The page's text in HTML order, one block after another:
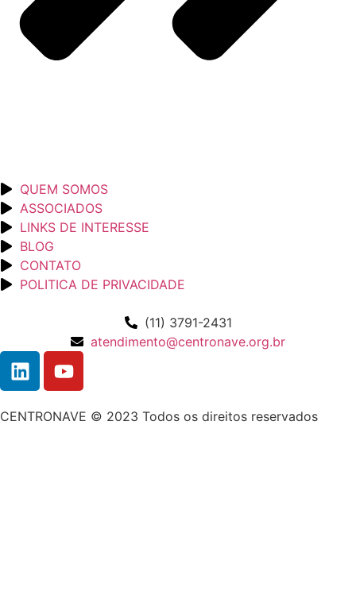
QUEM SOMOS
ASSOCIADOS
LINKS DE INTERESSE
BLOG
CONTATO
POLITICA DE PRIVACIDADE
(11) 3791-2431
atendimento@centronave.org.br
CENTRONAVE © 2023 Todos os direitos reservados